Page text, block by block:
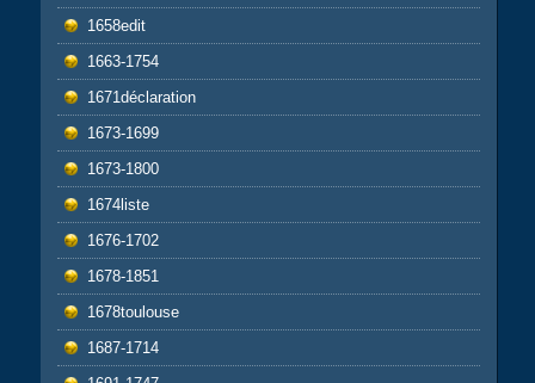
1658edit
1663-1754
1671déclaration
1673-1699
1673-1800
1674liste
1676-1702
1678-1851
1678toulouse
1687-1714